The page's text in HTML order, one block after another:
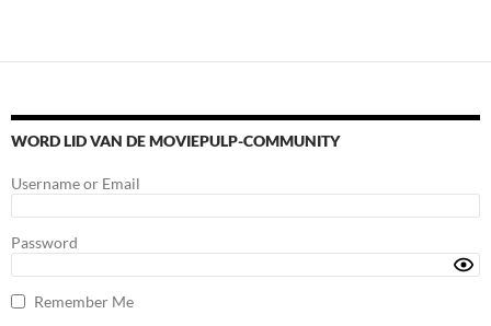
WORD LID VAN DE MOVIEPULP-COMMUNITY
Username or Email
Password
Remember Me